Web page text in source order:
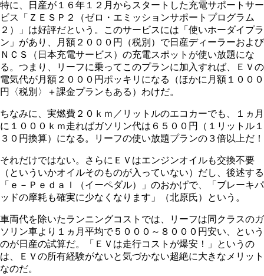
特に、日産が１６年１２月からスタートした充電サポートサー
ビス「ＺＥＳＰ２（ゼロ・エミッションサポートプログラム
２）」は好評だという。このサービスには「使いホーダイプラ
ン」があり、月額２０００円（税別）で日産ディーラーおよび
ＮＣＳ（日本充電サービス）の充電スポットが使い放題にな
る。つまり、リーフに乗ってこのプランに加入すれば、ＥＶの
電気代が月額２０００円ポッキリになる（ほかに月額１０００
円〈税別〉＋課金プランもある）わけだ。
ちなみに、実燃費２０ｋｍ／リットルのエコカーでも、１ヵ月
に１０００ｋｍ走ればガソリン代は６５００円（１リットル１
３０円換算）になる。リーフの使い放題プランの３倍以上だ！
それだけではない。さらにＥＶはエンジンオイルも交換不要
（といういかオイルそのものが入っていない）だし、後述する
「ｅ－Ｐｅｄａｌ（イーペダル）」のおかげで、「ブレーキパ
ッドの摩耗も確実に少なくなります」（北原氏）という。
車両代を除いたランニングコストでは、リーフは同クラスのガ
ソリン車より１ヵ月平均で５０００～８０００円安い、という
のが日産の試算だ。「ＥＶは走行コストが爆安！」というの
は、ＥＶの所有経験がないと気づかない超絶に大きなメリット
なのだ。